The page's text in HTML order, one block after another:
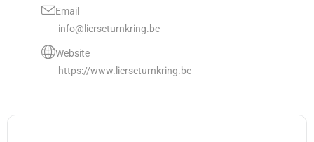
Email
info@lierseturnkring.be
Website
https://www.lierseturnkring.be